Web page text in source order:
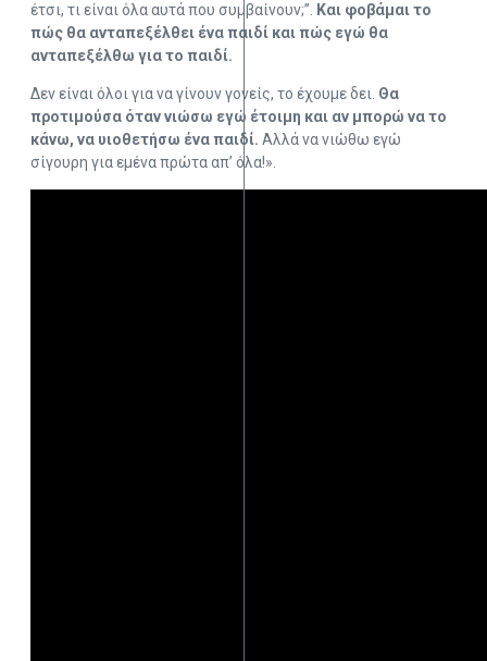
έτσι, τι είναι όλα αυτά που συμβαίνουν;”. Και φοβάμαι το
πώς θα ανταπεξέλθει ένα παιδί και πώς εγώ θα
ανταπεξέλθω για το παιδί.
Δεν είναι όλοι για να γίνουν γονείς, το έχουμε δει. Θα
προτιμούσα όταν νιώσω εγώ έτοιμη και αν μπορώ να το
κάνω, να υιοθετήσω ένα παιδί. Αλλά να νιώθω εγώ
σίγουρη για εμένα πρώτα απ’ όλα!».